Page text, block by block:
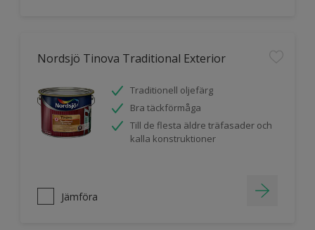
Nordsjö Tinova Traditional Exterior
Traditionell oljefärg
Bra täckförmåga
Till de flesta äldre träfasader och
kalla konstruktioner
Jämföra